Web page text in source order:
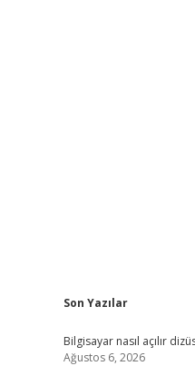
Sidebar
Son Yazılar
Bilgisayar nasıl açılır
Ağustos 6, 2026